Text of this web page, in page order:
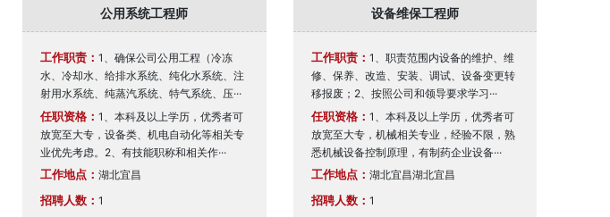
公用系统工程师
工作职责： 1、确保公司公用工程（冷冻
水、冷却水、给排水系统、纯化水系统、注
射用水系统、纯蒸汽系统、特气系统、压···
任职资格： 1、本科及以上学历，优秀者可
放宽至大专，设备类、机电自动化等相关专
业优先考虑。2、有技能职称和相关作···
工作地点： 湖北宜昌
招聘人数： 1
设备维保工程师
工作职责： 1、职责范围内设备的维护、维
修、保养、改造、安装、调试、设备变更转
移报废；2、按照公司和领导要求学习···
任职资格： 1、本科及以上学历，优秀者可
放宽至大专，机械相关专业，经验不限，熟
悉机械设备控制原理，有制药企业设备···
工作地点： 湖北宜昌湖北宜昌
招聘人数： 1